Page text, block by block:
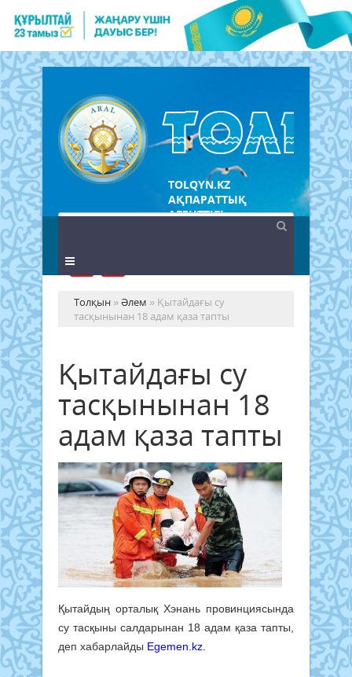
TOLQYN.KZ
АҚПАРАТТЫҚ
АГЕНТТІГІ
Толқын »Әлем » Қытайдағы су
тасқынынан 18 адам қаза тапты
Қытайдағы су
тасқынынан 18
адам қаза тапты
Қытайдың орталық Хэнань провинциясында
су тасқыны салдарынан 18 адам қаза тапты,
деп хабарлайды Egemen.kz.